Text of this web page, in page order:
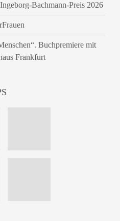
Bachmann-Preis 2026
Buchpremiere mit
Frankfurt